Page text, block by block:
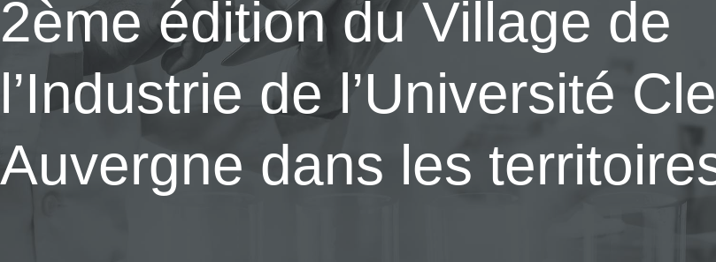
2ème édition du Village de
l’Industrie de l’Université
Auvergne dans les